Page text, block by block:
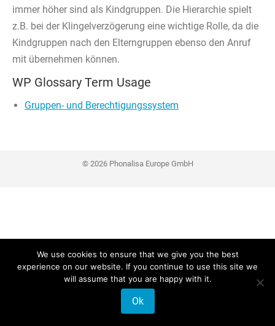
immer höher sind als Kindgruppen. Die Hierarchie spielt
z.B. bei der Klingelverzögerung eine wichtige Rolle, da die
Kindgruppen nach den Elterngruppen ebenso den Anruf
mit übernehmen können.
WP Glossary Term Usage
Gruppen- und Berechtigungssystem
© 2026 Phonalisa Europe GmbH
We use cookies to ensure that we give you the best
experience on our website. If you continue to use this site we
will assume that you are happy with it.
Ok